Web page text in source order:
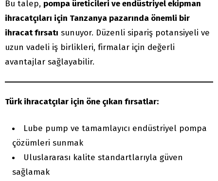
Bu talep, pompa üreticileri ve endüstriyel ekipman
ihracatçıları için Tanzanya pazarında önemli bir
ihracat fırsatı sunuyor. Düzenli sipariş potansiyeli ve
uzun vadeli iş birlikleri, firmalar için değerli
avantajlar sağlayabilir.
Türk ihracatçılar için öne çıkan fırsatlar:
Lube pump ve tamamlayıcı endüstriyel pompa
çözümleri sunmak
Uluslararası kalite standartlarıyla güven
sağlamak